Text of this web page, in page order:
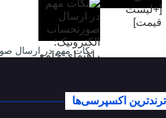
نکات مهم در ارسال
ترندترین اکسپرسی‌ها